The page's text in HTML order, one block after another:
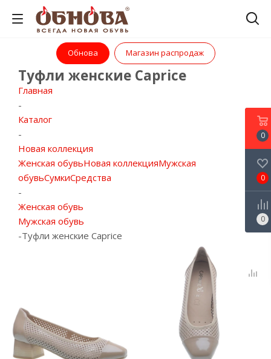
Обнова Магазин распродаж
Туфли женские Caprice
Главная
-
Каталог
-
Новая коллекция
Женская обувьНовая коллекцияМужская
обувьСумкиСредства
-
Женская обувь
Мужская обувь
-Туфли женские Caprice
0
0
0